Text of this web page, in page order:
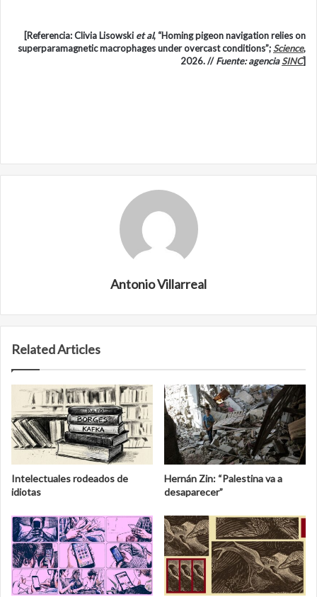
[Referencia: Clivia Lisowski et al, “Homing pigeon navigation relies on
superparamagnetic macrophages under overcast conditions”;Science,
2026. //Fuente: agenciaSINC]
Antonio Villarreal
Related Articles
Intelectuales rodeados de
idiotas
Hernán Zin: “Palestina va a
desaparecer”